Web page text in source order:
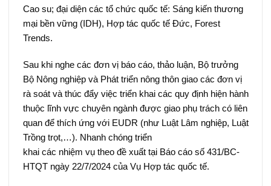
Cao su; đại diện các tổ chức quốc tế: Sáng kiến thương
mại bền vững (IDH), Hợp tác quốc tế Đức, Forest
Trends.
Sau khi nghe các đơn vị báo cáo, thảo luận, Bộ trưởng
Bộ Nông nghiệp và Phát triển nông thôn giao các đơn vị
rà soát và thúc đẩy việc triển khai các quy định hiện hành
thuộc lĩnh vực chuyên ngành được giao phụ trách có liên
quan để thích ứng với EUDR (như Luật Lâm nghiệp, Luật
Trồng trọt,…). Nhanh chóng triển
khai các nhiệm vụ theo đề xuất tại Báo cáo số 431/BC-
HTQT ngày 22/7/2024 của Vụ Hợp tác quốc tế.